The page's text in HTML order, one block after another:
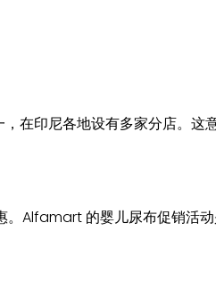
印尼各地设有多家分店。这
Alfamart 的婴儿尿布促销活